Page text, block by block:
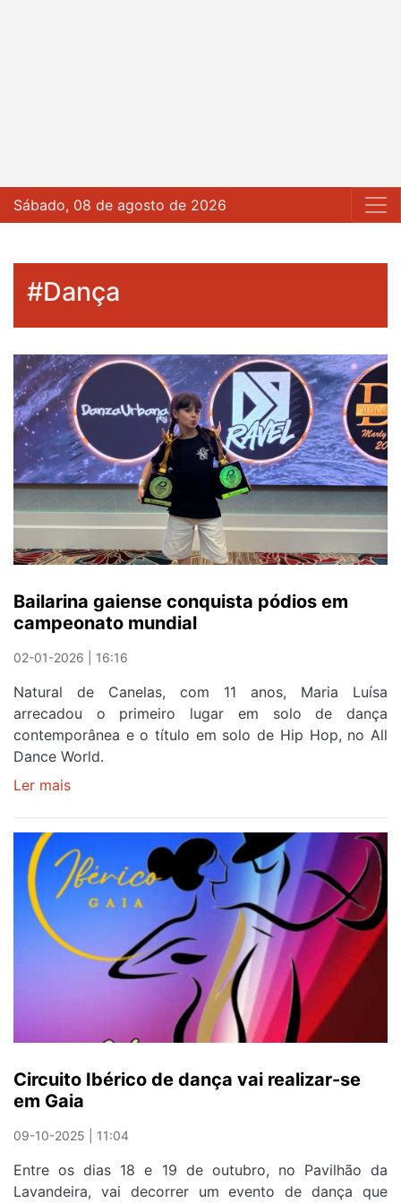
Sábado, 08 de agosto de 2026
#Dança
Bailarina gaiense conquista pódios em
campeonato mundial
02-01-2026 | 16:16
Natural de Canelas, com 11 anos, Maria Luísa
arrecadou o primeiro lugar em solo de dança
contemporânea e o título em solo de Hip Hop, no All
Dance World.
Ler mais
conquista
pódios
em
campeonato
Circuito Ibérico de dança vai realizar-se
em Gaia
09-10-2025 | 11:04
Entre os dias 18 e 19 de outubro, no Pavilhão da
Lavandeira, vai decorrer um evento de dança que